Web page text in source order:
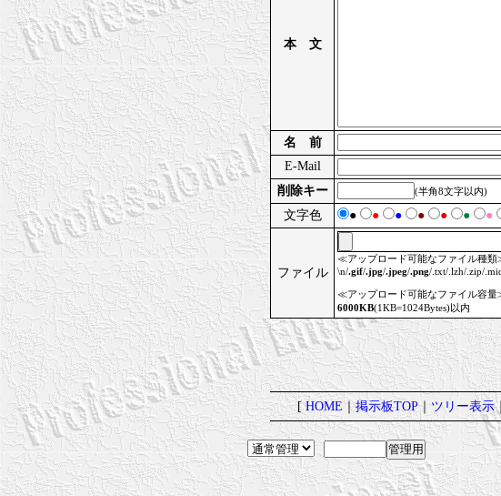
本 文
名 前
E-Mail
削除キー
(半角8文字以内)
文字色 ● ● ● ● ● ● ●
ファイル
≪アップロード可能なファイル種
\n/.gif/.jpg/.jpeg/.png/.txt/.lzh/.zip/
≪アップロード可能なファイル容
6000KB(1KB=1024Bytes)以内
[HOME｜掲示板TOP｜ツリー表示